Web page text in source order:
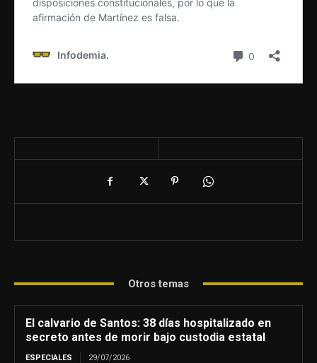
Otros temas
El calvario de Santos: 38 días hospitalizado en
secreto antes de morir bajo custodia estatal
ESPECIALES 29/07/2026